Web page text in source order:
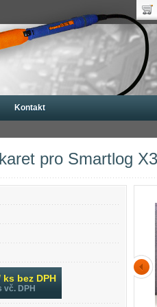
pro Smartlog X3
ks bez DPH
vč. DPH
Kontakt